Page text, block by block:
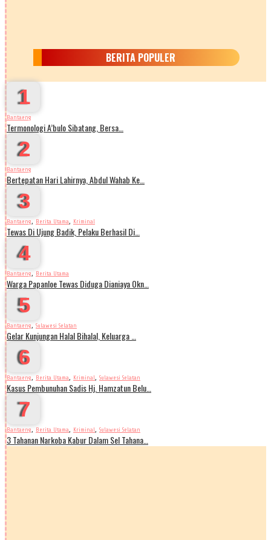
BERITA POPULER
1
Bantaeng
Termonologi A’bulo Sibatang, Bersa…
2
Bantaeng
Bertepatan Hari Lahirnya, Abdul Wahab Ke…
3
Bantaeng, Berita Utama, Kriminal
Tewas Di Ujung Badik, Pelaku Berhasil Di…
4
Bantaeng, Berita Utama
Warga Papanloe Tewas Diduga Dianiaya Okn…
5
Bantaeng, Sulawesi Selatan
Gelar Kunjungan Halal Bihalal, Keluarga …
6
Bantaeng, Berita Utama, Kriminal, Sulawesi Selatan
Kasus Pembunuhan Sadis Hj. Hamzatun Belu…
7
Bantaeng, Berita Utama, Kriminal, Sulawesi Selatan
3 Tahanan Narkoba Kabur Dalam Sel Tahana…